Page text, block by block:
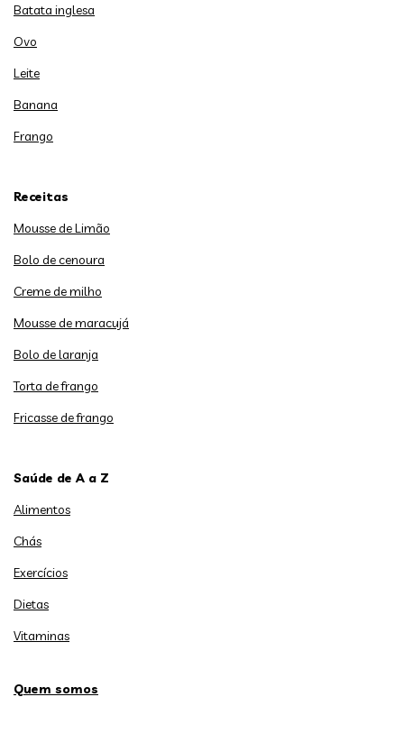
Batata inglesa
Ovo
Leite
Banana
Frango
Receitas
Mousse de Limão
Bolo de cenoura
Creme de milho
Mousse de maracujá
Bolo de laranja
Torta de frango
Fricasse de frango
Saúde de A a Z
Alimentos
Chás
Exercícios
Dietas
Vitaminas
Quem somos